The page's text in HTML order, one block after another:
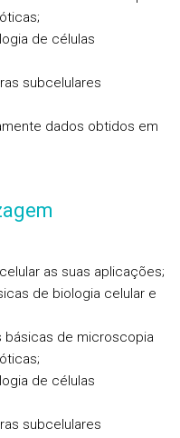
de células
subcelulares
dados obtidos em
as suas aplicações;
de biologia celular e
de microscopia
de células
subcelulares